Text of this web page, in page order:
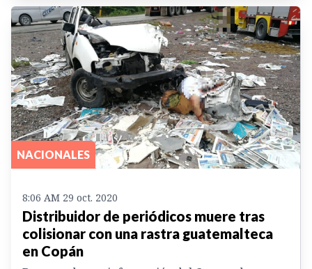
NACIONALES
8:06 AM 29 oct. 2020
Distribuidor de periódicos muere tras
colisionar con una rastra guatemalteca
en Copán